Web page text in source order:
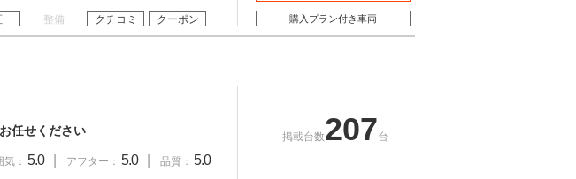
整備 クチコミ クーポン 購入プラン付き車両
任せください
気： 5.0 アフター： 5.0 品質： 5.0
掲載台数207台